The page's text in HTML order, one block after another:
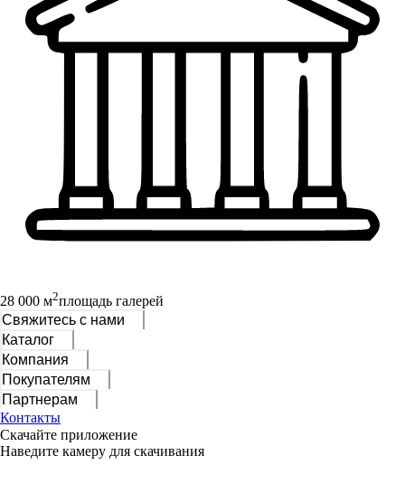
28 000 м2площадь галерей
Свяжитесь с нами
Каталог
Компания
Покупателям
Партнерам
Контакты
Скачайте приложение
Наведите камеру для скачивания